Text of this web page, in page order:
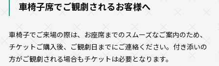
車椅子席でご観劇されるお客様へ
車椅子でご来場の際は、お座席までのスムーズなご案内のため、
チケットご購入後、ご観劇日までにご連絡ください。付き添いの
方がご観劇される場合もチケットは必要となります。